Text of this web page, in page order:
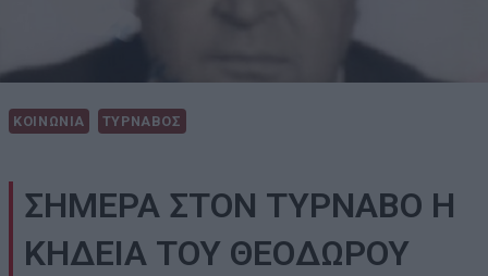
ΚΟΙΝΩΝΙΑ ΤΥΡΝΑΒΟΣ
ΣΗΜΕΡΑ ΣΤΟΝ ΤΥΡΝΑΒΟ Η
ΚΗΔΕΙΑ ΤΟΥ ΘΕΟΔΩΡΟΥ